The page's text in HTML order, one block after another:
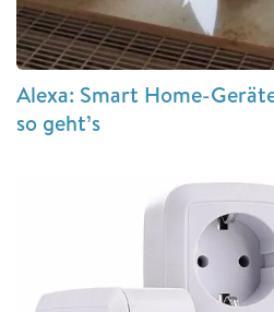
Alexa: Smart Home-
so geht’s